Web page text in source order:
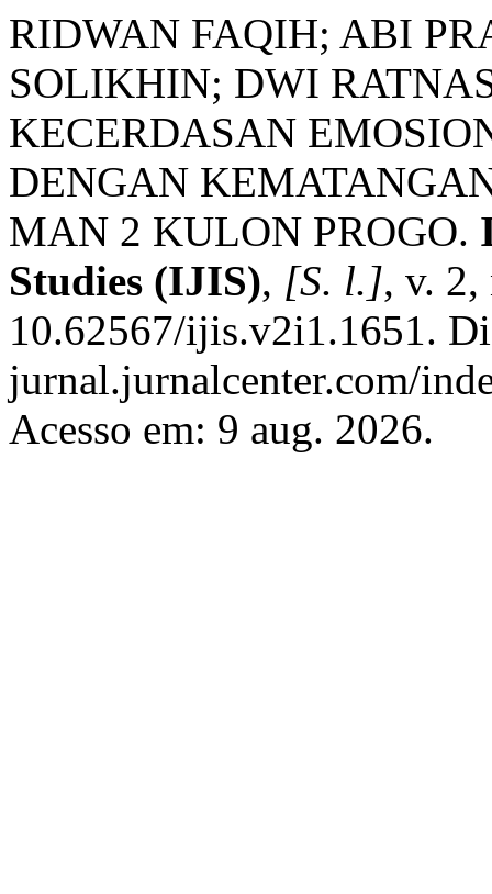
RIDWAN FAQIH; ABI
SOLIKHIN; DWI
KECERDASAN
DENGAN
MAN 2 KULON PROGO.
Studies (IJIS), [S. l.], v.
10.62567/ijis.v2i1.1651.
jurnal.jurnalcenter.com/
Acesso em: 9 aug. 2026.